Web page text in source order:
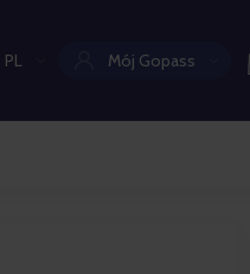
Aktualny język:
PL Mój Gopass